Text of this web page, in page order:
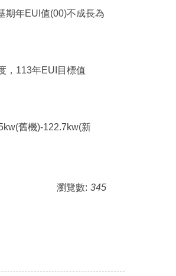
期年EUI值(00)不成長為
，113年EUI目標值
舊機)-122.7kw(新
瀏覽數: 345